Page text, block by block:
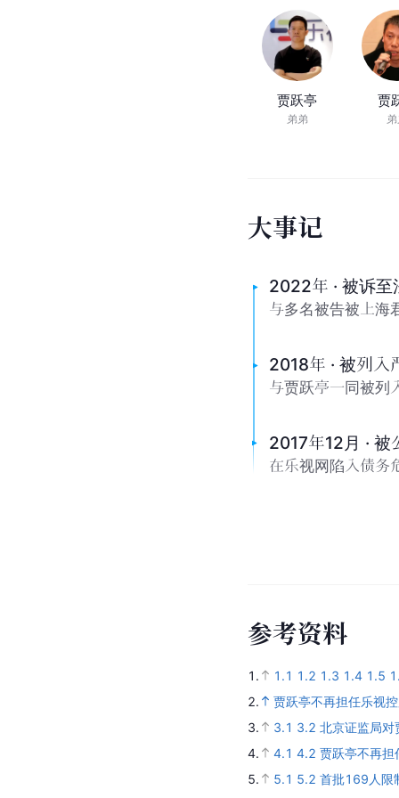
贾跃亭
弟弟
贾
大事记
2022年 · 被诉至
与多名被告被上海
2018年 · 被列入
与贾跃亭一同被列
2017年12月 · 被
在乐视网陷入债务
参考资料
1. 1.1 1.2 1.3 1.4 1.5
2.
贾跃亭不再担任乐视
3.
3.1 3.2 北京证监局对
4.
4.1 4.2 贾跃亭不再担
5.
5.1 5.2 首批169人限